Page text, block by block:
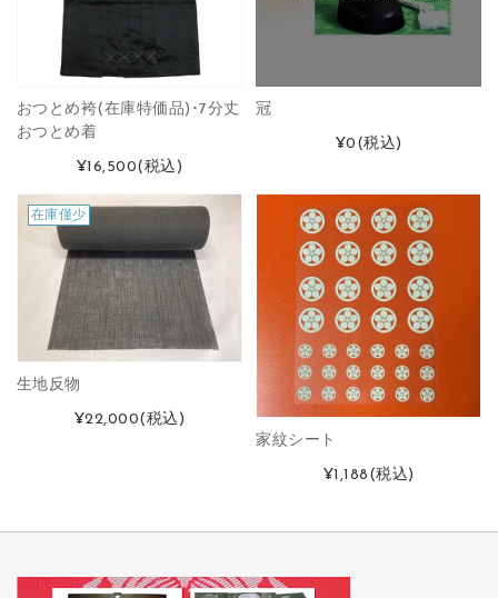
おつとめ袴(在庫特価品)･7分丈
おつとめ着
¥16,500(税込)
冠
¥0 (税込)
在庫僅少
生地反物
¥22,000(税込)
家紋シート
¥1,188 (税込)